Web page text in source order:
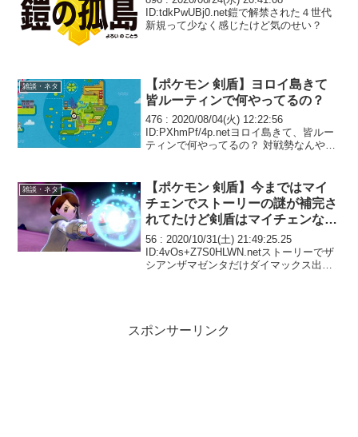
ID:tdkPwUBj0.net鎧で解禁された４世代
新規って少なく感じたけど気のせい？
雑談・ネタ
【ポケモン 剣盾】ヨロイ島きて
皆ルーティンで何やってるの？
476 : 2020/08/04(火) 12:22:56
ID:PXhmPf/4p.netヨロイ島きて、皆ルー
ティンで何やってるの？ 対戦勢なんやけ
つけたキノコは回...
雑談・ネタ
【ポケモン 剣盾】今まではマイ
チェンでストーリーの謎が補完さ
れてたけど剣盾はマイチェンなさ
そうだからそのまま終わりそう
56 : 2020/10/31(土) 21:49:25.25
ID:4vOs+Z7S0HLWN.netストーリーでザ
シアンザマゼンタだけダイマックス出来
スポンサーリンク